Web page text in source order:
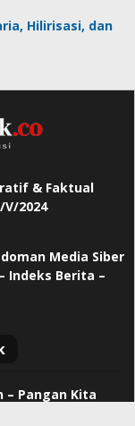
Hilirisasi, dan
& Faktual
2024
Media Siber
Indeks Berita –
– Pangan Kita